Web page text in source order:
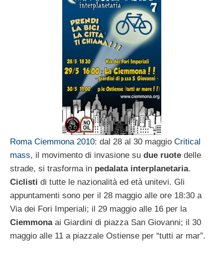
Roma Ciemmona 2010: dal 28 al 30 maggio Critical
mass, il movimento di invasione su due ruote delle
strade, si trasforma in pedalata interplanetaria.
Ciclisti di tutte le nazionalità ed età unitevi. Gli
appuntamenti sono per il 28 maggio alle ore 18:30 a
Via dei Fori Imperiali; il 29 maggio alle 16 per la
Ciemmonaai Giardini di piazza San Giovanni; il 30
maggio alle 11 a piazzale Ostiense per “tutti ar mar”.